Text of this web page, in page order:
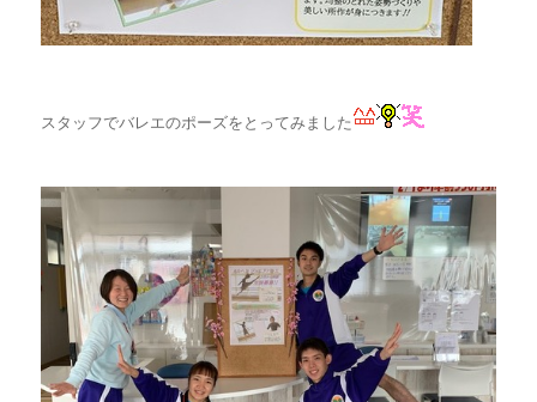
スタッフでバレエのポーズをとってみました